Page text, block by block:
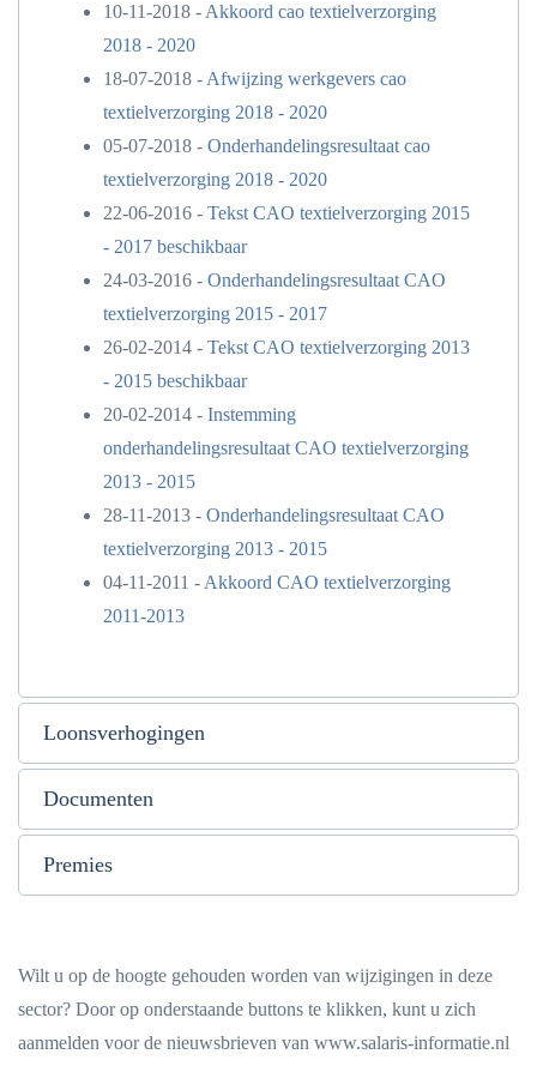
10-11-2018 - Akkoord cao textielverzorging
2018 - 2020
18-07-2018 - Afwijzing werkgevers cao
textielverzorging 2018 - 2020
05-07-2018 - Onderhandelingsresultaat cao
textielverzorging 2018 - 2020
22-06-2016 - Tekst CAO textielverzorging 2015
- 2017 beschikbaar
24-03-2016 - Onderhandelingsresultaat CAO
textielverzorging 2015 - 2017
26-02-2014 - Tekst CAO textielverzorging 2013
- 2015 beschikbaar
20-02-2014 - Instemming
onderhandelingsresultaat CAO textielverzorging
2013 - 2015
28-11-2013 - Onderhandelingsresultaat CAO
textielverzorging 2013 - 2015
04-11-2011 - Akkoord CAO textielverzorging
2011-2013
Loonsverhogingen
Documenten
Premies
Wilt u op de hoogte gehouden worden van wijzigingen in deze
sector? Door op onderstaande buttons te klikken, kunt u zich
aanmelden voor de nieuwsbrieven van www.salaris-informatie.nl